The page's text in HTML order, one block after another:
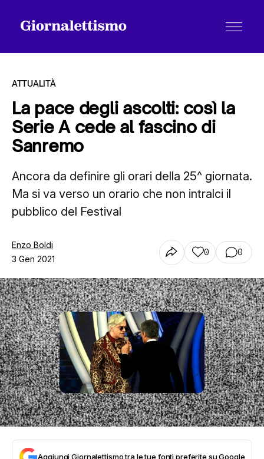
Tutti gli articoli
Chi siamo
Contatti
ATTUALITÀ
La pace degli ascolti: così la
Serie A cede al fascino di
Sanremo
Ancora da definire gli orari della 25^ giornata.
Ma si va verso un orario che non intralci il
pubblico del Festival
Enzo Boldi
3 Gen 2021
0 0
Aggiungi Giornalettismo tra le tue fonti preferite su Google